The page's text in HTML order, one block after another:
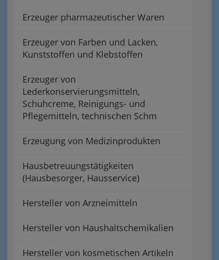
Erzeuger pharmazeutischer Waren
Erzeuger von Farben und Lacken,
Kunststoffen und Klebstoffen
Erzeuger von
Lederkonservierungsmitteln,
Schuhcreme, Reinigungs- und
Pflegemitteln, technischen Schm
Erzeugung von Medizinprodukten
Hausbetreuungstätigkeiten
(Hausbesorger, Hausservice)
Hersteller von Arzneimitteln
Hersteller von Haushaltschemikalien
Hersteller von kosmetischen Artikeln